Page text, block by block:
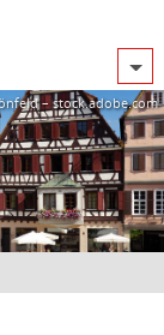
– stock.adobe.com